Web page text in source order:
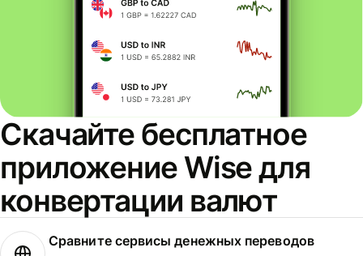
Скачайте бесплатное
приложение Wise для
конвертации валют
Сравните сервисы денежных переводов